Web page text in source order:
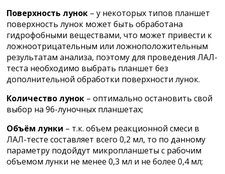
Поверхность лунок – у некоторых типов планшет
поверхность лунок может быть обработана
гидрофобными веществами, что может привести к
ложноотрицательным или ложноположительным
результатам анализа, поэтому для проведения ЛАЛ-
теста необходимо выбрать планшет без
дополнительной обработки поверхности лунок.
Количество лунок – оптимально остановить свой
выбор на 96-луночных планшетах;
Объём лунки – т.к. объем реакционной смеси в
ЛАЛ-тесте составляет всего 0,2 мл, то по данному
параметру подойдут микропланшеты с рабочим
объемом лунки не менее 0,3 мл и не более 0,4 мл;